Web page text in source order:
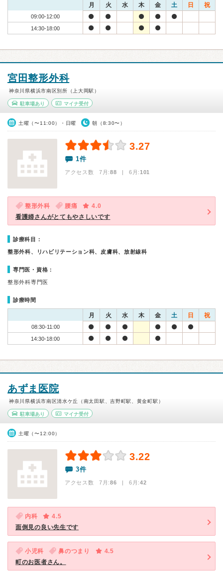
月 火 水 木 金 土 日 祝
09:00-12:00
14:30-18:00
宮田整形外科
神奈川県横浜市南区別所（上大岡駅）
駐車場あり マイナ受付
土曜（〜11:00）・日曜 朝（8:30〜）
3.27
1件
アクセス数 7月:88 | 6月:101
整形外科 腰痛
4.0
看護婦さんがとてもやさしいです
診療科目：
整形外科、リハビリテーション科、皮膚科、放射線科
専門医・資格：
整形外科専門医
診療時間
月 火 水 木 金 土 日 祝
08:30-11:00
14:30-18:00
あずま医院
神奈川県横浜市南区清水ケ丘（南太田駅、吉野町駅、黄金町駅）
駐車場あり マイナ受付
土曜（〜12:00）
3.22
3件
アクセス数 7月:86 | 6月:42
内科
4.5
面倒見の良い先生です
小児科 鼻のつまり
4.5
町のお医者さん。